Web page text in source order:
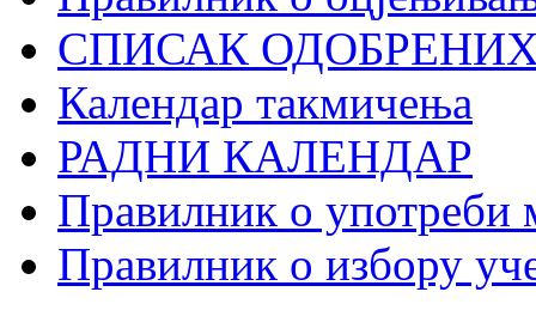
СПИСАК
Календар такмичења
РАДНИ КАЛЕНДАР
Правилник о употреби
Правилник о избору